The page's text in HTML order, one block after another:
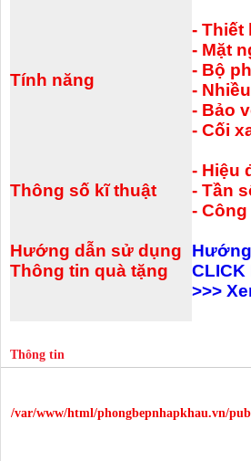
Tính năng
- Thiết
- Mặt
- Bộ
-
- Bảo
- Cối
Thông số kĩ thuật
- Hiệu
- Tần
- Công
Hướng dẫn sử dụng
Thông tin quà tặng
CLICK
>>>
Thông tin
/var/www/html/phongbepnhapkhau.vn/